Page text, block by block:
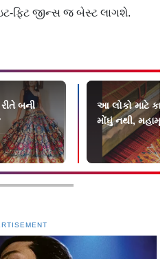
ફિટ જીન્સ જ બેસ્ટ લાગશે.
બની
આ લોકો માટે
મોંઘું નથી,